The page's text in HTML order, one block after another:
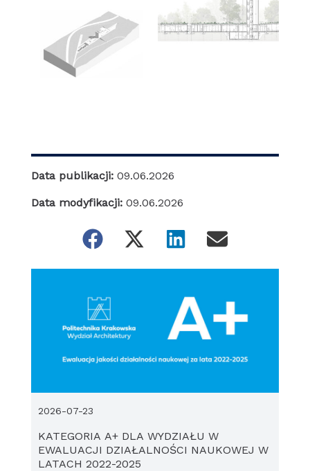
Data publikacji: 09.06.2026
Data modyfikacji: 09.06.2026
KATEGORIA A+ DLA WYDZIAŁU W
EWALUACJI DZIAŁALNOŚCI NAUKOWEJ W
LATACH 2022-2025
2026-07-23